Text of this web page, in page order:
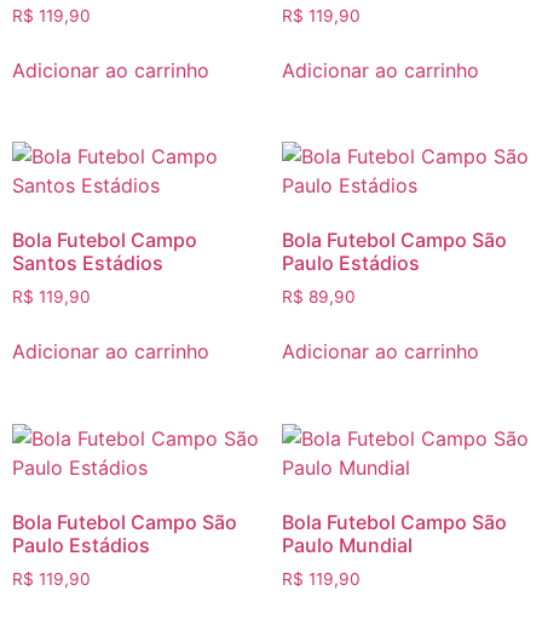
R$ 119,90
Adicionar ao carrinho
R$ 119,90
Adicionar ao carrinho
Bola Futebol Campo
Santos Estádios
R$ 119,90
Adicionar ao carrinho
Bola Futebol Campo São
Paulo Estádios
R$ 89,90
Adicionar ao carrinho
Bola Futebol Campo São
Paulo Estádios
R$ 119,90
Bola Futebol Campo São
Paulo Mundial
R$ 119,90